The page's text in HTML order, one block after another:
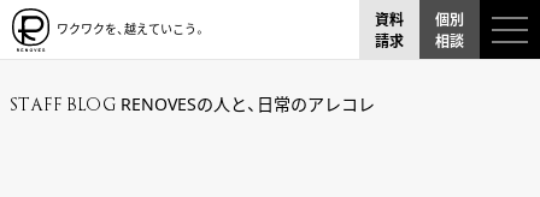
ワクワクを、越えていこう。
資料
請求
個別
相談
STAFF BLOG RENOVESの人と、日常のアレコレ